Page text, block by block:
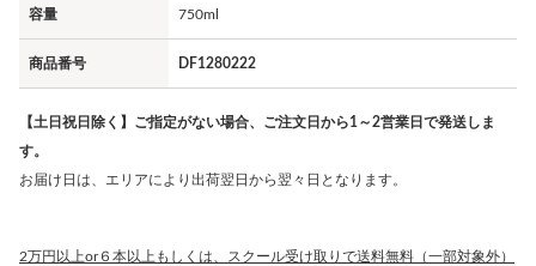
容量 750ml
商品番号 DF1280222
【土日祝日除く】ご指定がない場合、ご注文日から1～2営業日で発送しま
す。
お届け日は、エリアにより出荷翌日から翌々日となります。
2万円以上or６本以上もしくは、スクール受け取りで送料無料（一部対象外）